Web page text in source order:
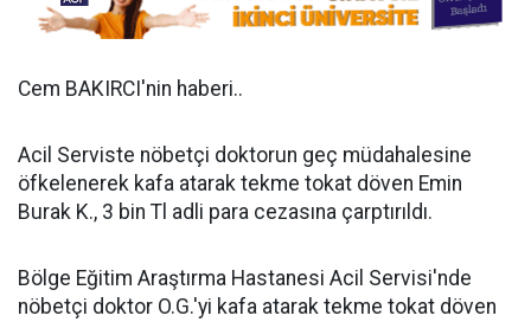
Cem BAKIRCI'nin haberi..
Acil Serviste nöbetçi doktorun geç müdahalesine
öfkelenerek kafa atarak tekme tokat döven Emin
Burak K., 3 bin Tl adli para cezasına çarptırıldı.
Bölge Eğitim Araştırma Hastanesi Acil Servisi'nde
nöbetçi doktor O.G.'yi kafa atarak tekme tokat döven